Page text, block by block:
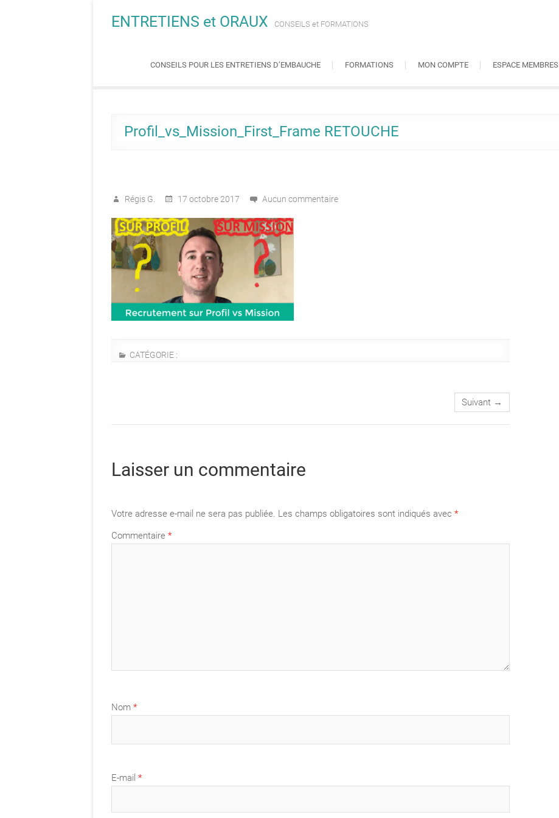
ENTRETIENS et ORAUX CONSEILS et FORMATIONS
CONSEILS POUR LES ENTRETIENS D’EMBAUCHE FORMATIONS MON COMPTE ESPACE MEMBRES
Profil_vs_Mission_First_Frame RETOUCHE
Régis G. 17 octobre 2017 Aucun commentaire
CATÉGORIE :
Suivant →
Laisser un commentaire
Votre adresse e-mail ne sera pas publiée. Les champs obligatoires sont indiqués avec *
Commentaire *
Nom *
E-mail *